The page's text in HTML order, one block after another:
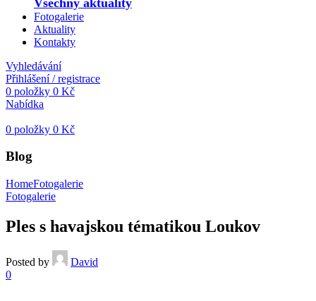
Fotogalerie
Aktuality
Kontakty
Vyhledávání
Přihlášení / registrace
0 položky 0 Kč
Nabídka
0 položky 0 Kč
Blog
HomeFotogalerie
Fotogalerie
Ples s havajskou tématikou Loukov
Posted by
David
0